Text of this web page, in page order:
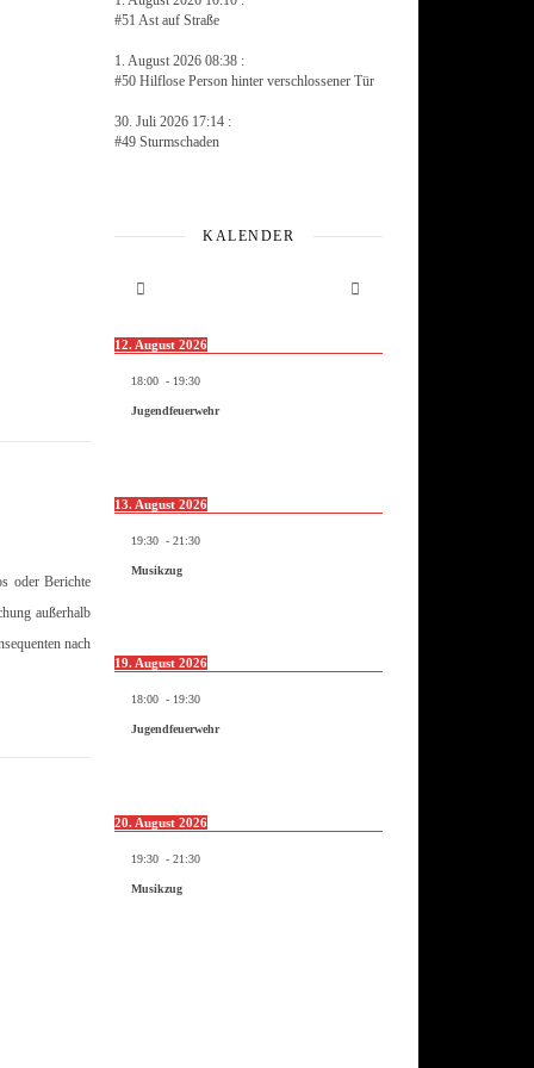
oder Berichte
außerhalb
nach
#51 Ast auf Straße
1. August 2026 08:38 :
#50 Hilflose Person hinter verschlossener Tür
30. Juli 2026 17:14 :
#49 Sturmschaden
KALENDER
12. August 2026
18:00 - 19:30
Jugendfeuerwehr
13. August 2026
19:30 - 21:30
Musikzug
19. August 2026
18:00 - 19:30
Jugendfeuerwehr
20. August 2026
19:30 - 21:30
Musikzug